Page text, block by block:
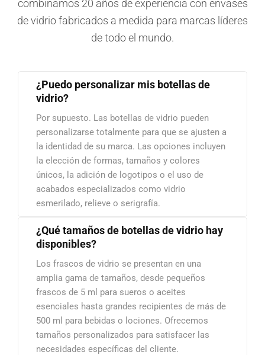
combinamos 20 años de experiencia con envases
de vidrio fabricados a medida para marcas líderes
de todo el mundo.
¿Puedo personalizar mis botellas de
vidrio?
Por supuesto. Las botellas de vidrio pueden
personalizarse totalmente para que se ajusten a
la identidad de su marca. Las opciones incluyen
la elección de formas, tamaños y colores
únicos, la adición de logotipos o el uso de
acabados especializados como vidrio
esmerilado, relieve o serigrafía.
¿Qué tamaños de botellas de vidrio hay
disponibles?
Los frascos de vidrio se presentan en una
amplia gama de tamaños, desde pequeños
frascos de 5 ml para sueros o aceites
esenciales hasta grandes recipientes de más de
500 ml para bebidas o lociones. Ofrecemos
tamaños personalizados para satisfacer las
necesidades específicas del cliente.